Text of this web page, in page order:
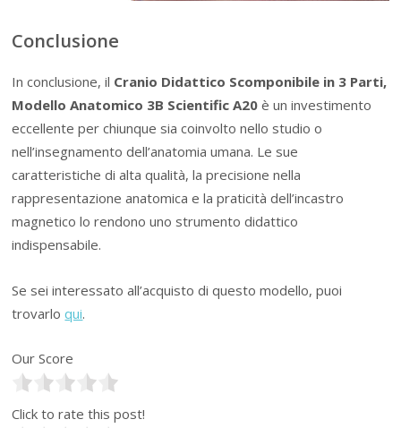
Conclusione
In conclusione, il Cranio Didattico Scomponibile in 3 Parti,
Modello Anatomico 3B Scientific A20 è un investimento
eccellente per chiunque sia coinvolto nello studio o
nell’insegnamento dell’anatomia umana. Le sue
caratteristiche di alta qualità, la precisione nella
rappresentazione anatomica e la praticità dell’incastro
magnetico lo rendono uno strumento didattico
indispensabile.
Se sei interessato all’acquisto di questo modello, puoi
trovarloqui.
Our Score
Click to rate this post!